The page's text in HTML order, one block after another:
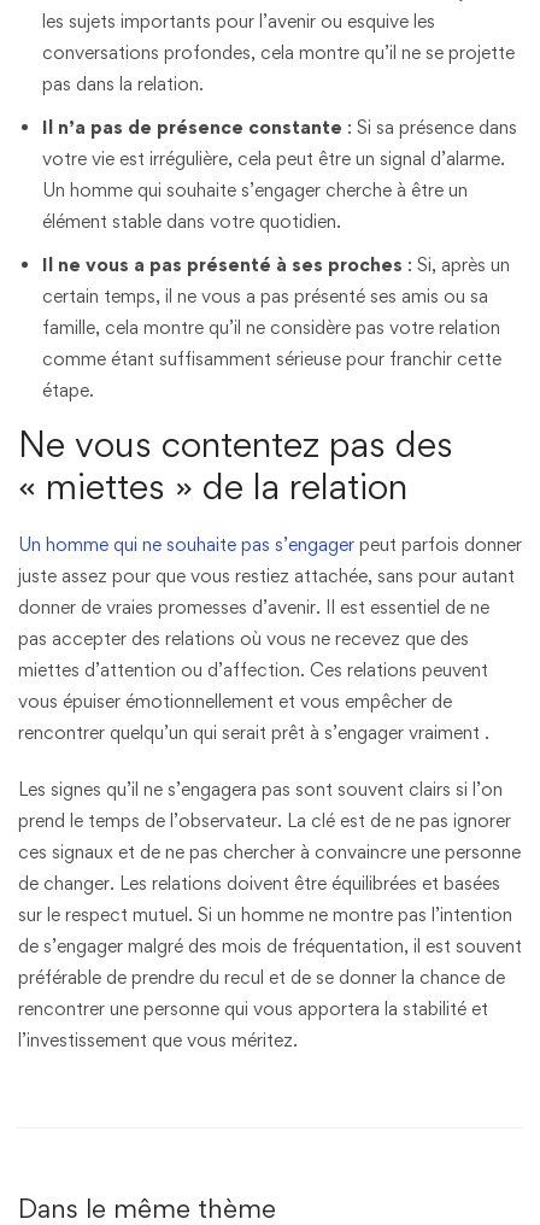
les sujets importants pour l’avenir ou esquive les
conversations profondes, cela montre qu’il ne se projette
pas dans la relation.
Il n’a pas de présence constante : Si sa présence dans
votre vie est irrégulière, cela peut être un signal d’alarme.
Un homme qui souhaite s’engager cherche à être un
élément stable dans votre quotidien.
Il ne vous a pas présenté à ses proches : Si, après un
certain temps, il ne vous a pas présenté ses amis ou sa
famille, cela montre qu’il ne considère pas votre relation
comme étant suffisamment sérieuse pour franchir cette
étape.
Ne vous contentez pas des
« miettes » de la relation
Un homme qui ne souhaite pas s’engager peut parfois donner
juste assez pour que vous restiez attachée, sans pour autant
donner de vraies promesses d’avenir. Il est essentiel de ne
pas accepter des relations où vous ne recevez que des
miettes d’attention ou d’affection. Ces relations peuvent
vous épuiser émotionnellement et vous empêcher de
rencontrer quelqu’un qui serait prêt à s’engager vraiment​ .
Les signes qu’il ne s’engagera pas sont souvent clairs si l’on
prend le temps de l’observateur. La clé est de ne pas ignorer
ces signaux et de ne pas chercher à convaincre une personne
de changer. Les relations doivent être équilibrées et basées
sur le respect mutuel. Si un homme ne montre pas l’intention
de s’engager malgré des mois de fréquentation, il est souvent
préférable de prendre du recul et de se donner la chance de
rencontrer une personne qui vous apportera la stabilité et
l’investissement que vous méritez.
Dans le même thème